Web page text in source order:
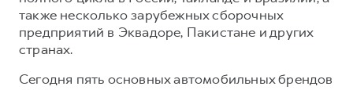
также несколько зарубежных сборочных
предприятий в Эквадоре, Пакистане и других
странах.
Сегодня пять основных автомобильных брендов